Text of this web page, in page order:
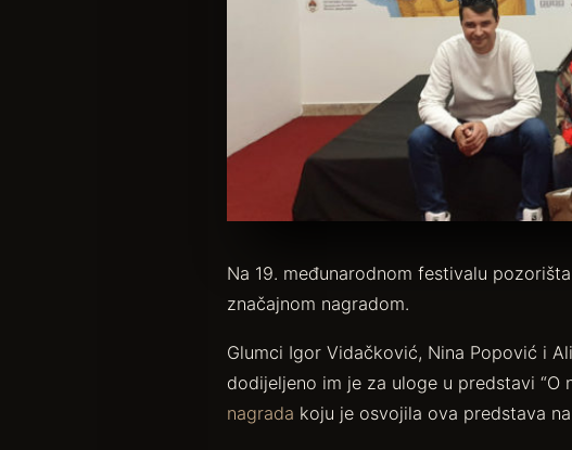
Na 19. međunarodnom festivalu
značajnom nagradom.
Glumci Igor Vidačković, Nina Popović i
dodijeljeno im je za uloge u predstavi “O
nagrada koju je osvojila ova predstava